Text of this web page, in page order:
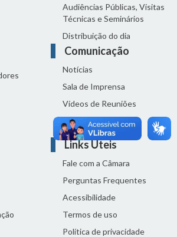
Audiências Públicas, Visitas
Técnicas e Seminários
Distribuição do dia
Comunicação
Notícias
Sala de Imprensa
Vídeos de Reuniões
Solenidades
Links Úteis
Fale com a Câmara
Perguntas Frequentes
Acessibilidade
Termos de uso
Política de privacidade